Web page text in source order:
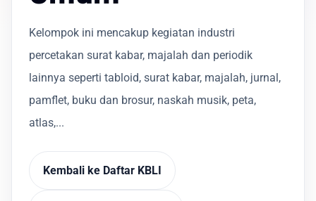
Kelompok ini mencakup kegiatan industri
percetakan surat kabar, majalah dan periodik
lainnya seperti tabloid, surat kabar, majalah, jurnal,
pamflet, buku dan brosur, naskah musik, peta,
atlas,...
Kembali ke Daftar KBLI